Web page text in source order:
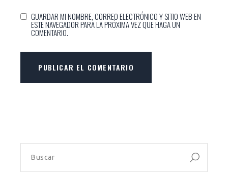
GUARDAR MI NOMBRE, CORREO ELECTRÓNICO Y SITIO WEB EN
ESTE NAVEGADOR PARA LA PRÓXIMA VEZ QUE HAGA UN
COMENTARIO.
PUBLICAR EL COMENTARIO